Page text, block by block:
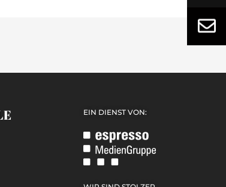
EIN DIENST VON: